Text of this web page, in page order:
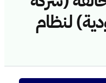
لنظام